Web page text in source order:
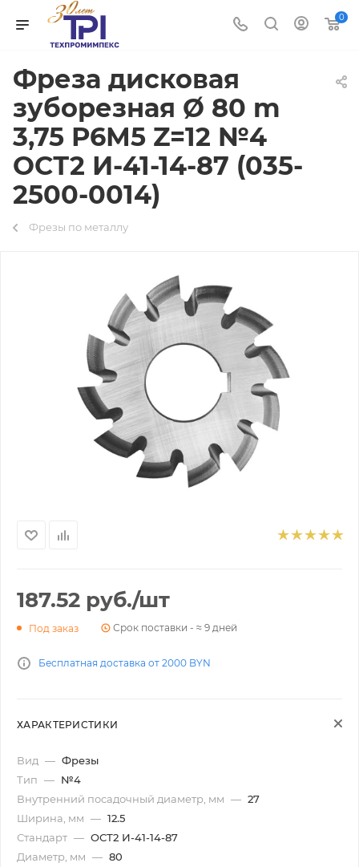
0
Фреза дисковая
зуборезная Ø 80 m
3,75 Р6М5 Z=12 №4
ОСТ2 И-41-14-87 (035-
2500-0014)
Фрезы по металлу
187.52 руб./шт
Под заказ Срок поставки - ≈ 9 дней
Бесплатная доставка от 2000 BYN
ХАРАКТЕРИСТИКИ
Вид — Фрезы
Тип — №4
Внутренний посадочный диаметр, мм — 27
Ширина, мм — 12.5
Стандарт — ОСТ2 И-41-14-87
Диаметр, мм — 80